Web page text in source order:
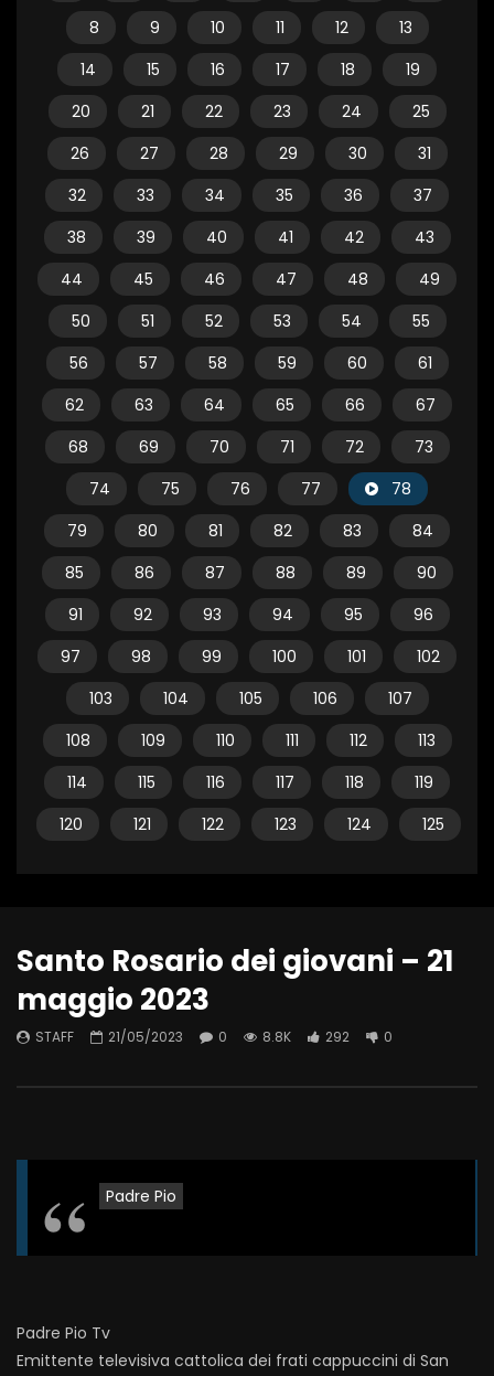
8
9 10 11 12
13
14
15 16 17 18
19
20
21 22 23 24
25
26
27 28 29 30
31
32
33 34 35 36
37
38
39 40 41 42
43
44
45 46 47 48
49
50
51 52 53 54
55
56
57 58 59 60
61
62
63 64 65 66
67
68
69 70 71 72
73
74
75 76 77
78
79
80 81 82 83
84
85
86 87 88 89
90
91
92 93 94 95
96
97
98 99 100 101
102
103
104 105 106
107
108
109 110 111 112
113
114
115 116 117 118
119
120
121 122 123 124 125
Santo Rosario dei giovani – 21
maggio 2023
STAFF 21/05/2023 0 8.8K 292 0
Padre Pio
Padre Pio Tv
Emittente televisiva cattolica dei frati cappuccini di San